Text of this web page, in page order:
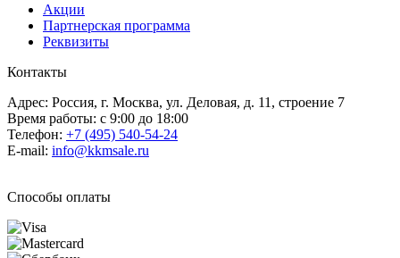
Акции
Партнерская программа
Реквизиты
Контакты
Адрес: Россия, г. Москва, ул. Деловая, д. 11, строение 7
Время работы: с 9:00 до 18:00
Телефон: +7 (495) 540-54-24
E-mail: info@kkmsale.ru
Способы оплаты